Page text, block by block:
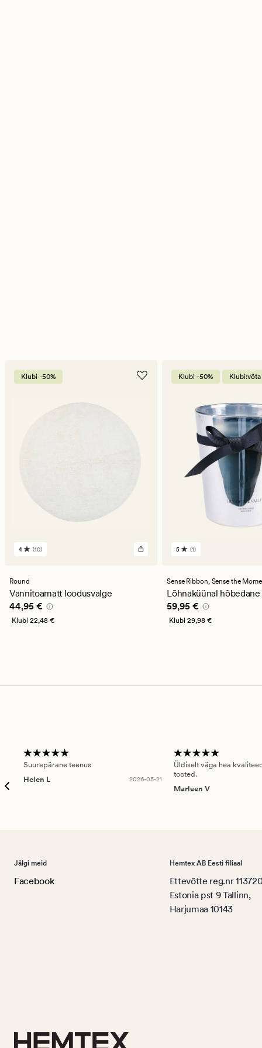
Klubi -50%
10
hinnanguga
4
4 (10)
Round
Vannitoamatt loodusvalge
Pris_ee 44,95 €
44,95 €
Klubi 22,48 €
Klubi -50% Klubi:võta
1
hinnanguga
5
5 (1)
Sense Ribbon, Sense the
Lõhnaküünal hõbedane
Pris_ee 59,95 €
59,95 €
Klubi29,98 €
Suurepärane teenus
Helen L
2026-05-21
Üldiselt väga hea
tooted.
Marleen V
Jälgi meid
Facebook
Hemtex AB Eesti filiaal
Ettevõtte reg.nr
Estonia pst 9 Tallinn,
Harjumaa 10143